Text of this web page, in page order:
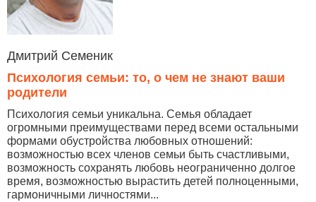
Дмитрий Семеник
Психология семьи: то, о чем не знают ваши
родители
Психология семьи уникальна. Семья обладает
огромными преимуществами перед всеми остальными
формами обустройства любовных отношений:
возможностью всех членов семьи быть счастливыми,
возможность сохранять любовь неограниченно долгое
время, возможностью вырастить детей полноценными,
гармоничными личностями...